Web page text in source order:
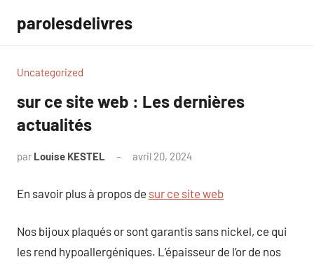
contenu
parolesdelivres
Uncategorized
sur ce site web : Les dernières
actualités
par Louise KESTEL avril 20, 2024
En savoir plus à propos de sur ce site web
Nos bijoux plaqués or sont garantis sans nickel, ce qui
les rend hypoallergéniques. L’épaisseur de l’or de nos